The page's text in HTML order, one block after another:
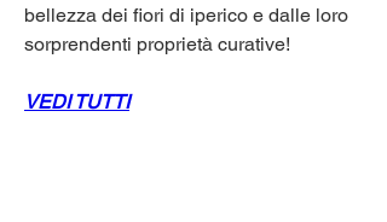
bellezza dei fiori di iperico e dalle loro
sorprendenti proprietà curative!
VEDI TUTTI